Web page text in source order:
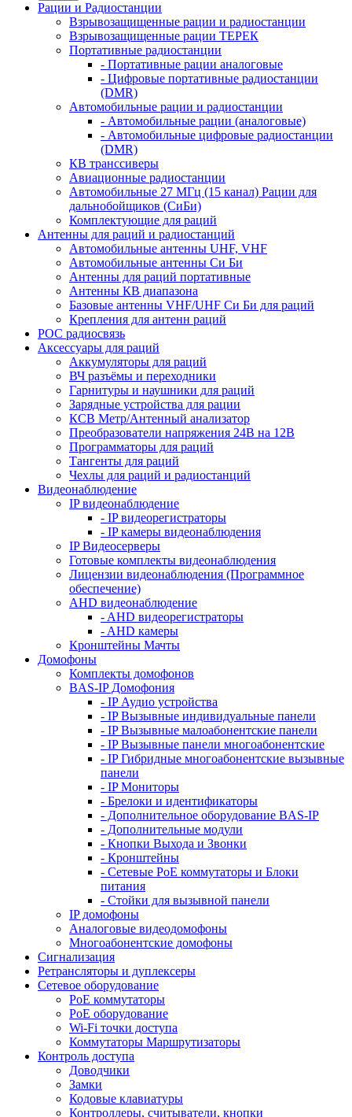
Рации и Радиостанции
Взрывозащищенные рации и радиостанции
Взрывозащищенные рации ТЕРЕК
Портативные радиостанции
- Портативные рации аналоговые
- Цифровые портативные радиостанции
(DMR)
Автомобильные рации и радиостанции
- Автомобильные рации (аналоговые)
- Автомобильные цифровые радиостанции
(DMR)
КВ транссиверы
Авиационные радиостанции
Автомобильные 27 МГц (15 канал) Рации для
дальнобойщиков (СиБи)
Комплектующие для раций
Антенны для раций и радиостанций
Автомобильные антенны UHF, VHF
Автомобильные антенны Си Би
Антенны для раций портативные
Антенны КВ диапазона
Базовые антенны VHF/UHF Си Би для раций
Крепления для антенн раций
POC радиосвязь
Аксессуары для раций
Аккумуляторы для раций
ВЧ разъёмы и переходники
Гарнитуры и наушники для раций
Зарядные устройства для рации
КСВ Метр/Антенный анализатор
Преобразователи напряжения 24В на 12В
Программаторы для раций
Тангенты для раций
Чехлы для раций и радиостанций
Видеонаблюдение
IP видеонаблюдение
- IP видеорегистраторы
- IP камеры видеонаблюдения
IP Видеосерверы
Готовые комплекты видеонаблюдения
Лицензии видеонаблюдения (Программное
обеспечение)
AHD видеонаблюдение
- AHD видеорегистраторы
- AHD камеры
Кронштейны Мачты
Домофоны
Комплекты домофонов
BAS-IP Домофония
- IP Аудио устройства
- IP Вызывные индивидуальные панели
- IP Вызывные малоабонентские панели
- IP Вызывные панели многоабонентские
- IP Гибридные многоабонентские вызывные
панели
- IP Мониторы
- Брелоки и идентификаторы
- Дополнительное оборудование BAS-IP
- Дополнительные модули
- Кнопки Выхода и Звонки
- Кронштейны
- Сетевые PoE коммутаторы и Блоки
питания
- Стойки для вызывной панели
IP домофоны
Аналоговые видеодомофоны
Многоабонентские домофоны
Сигнализация
Ретрансляторы и дуплексеры
Сетевое оборудование
PoE коммутаторы
PoE оборудование
Wi-Fi точки доступа
Коммутаторы Маршрутизаторы
Контроль доступа
Доводчики
Замки
Кодовые клавиатуры
Контроллеры, считыватели, кнопки